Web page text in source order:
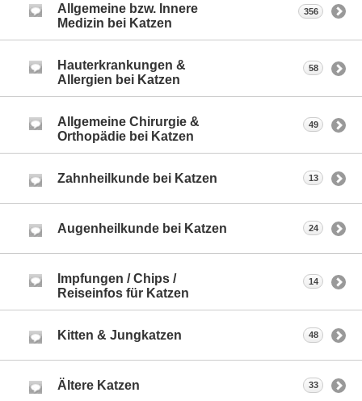
Allgemeine bzw. Innere
Medizin bei Katzen
356
Hauterkrankungen &
Allergien bei Katzen
58
Allgemeine Chirurgie &
Orthopädie bei Katzen
49
Zahnheilkunde bei Katzen 13
Augenheilkunde bei Katzen 24
Impfungen / Chips /
Reiseinfos für Katzen
14
Kitten & Jungkatzen 48
Ältere Katzen 33